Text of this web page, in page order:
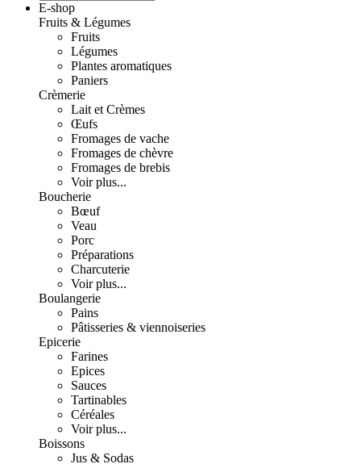
E-shop
Fruits & Légumes
Fruits
Légumes
Plantes aromatiques
Paniers
Crèmerie
Lait et Crèmes
Œufs
Fromages de vache
Fromages de chèvre
Fromages de brebis
Voir plus...
Boucherie
Bœuf
Veau
Porc
Préparations
Charcuterie
Voir plus...
Boulangerie
Pains
Pâtisseries & viennoiseries
Epicerie
Farines
Epices
Sauces
Tartinables
Céréales
Voir plus...
Boissons
Jus & Sodas